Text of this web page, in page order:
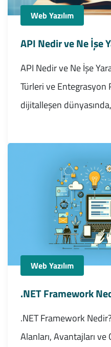
Web Yazılım
API Nedir ve Ne İşe
API Nedir ve Ne İşe
Türleri ve Entegrasyon
dijitalleşen
Web Yazılım
.NET Framework
.NET Framework
Alanları, Avantajları